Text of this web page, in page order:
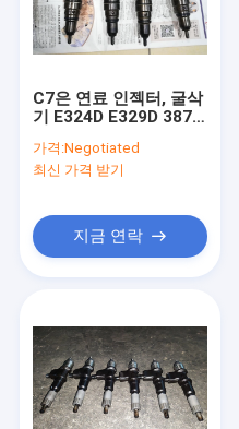
C7은 연료 인젝터, 굴삭
기 E324D E329D 387-
료 인젝터를 사용했습니
다
가격:Negotiated
최신 가격 받기
지금 연락